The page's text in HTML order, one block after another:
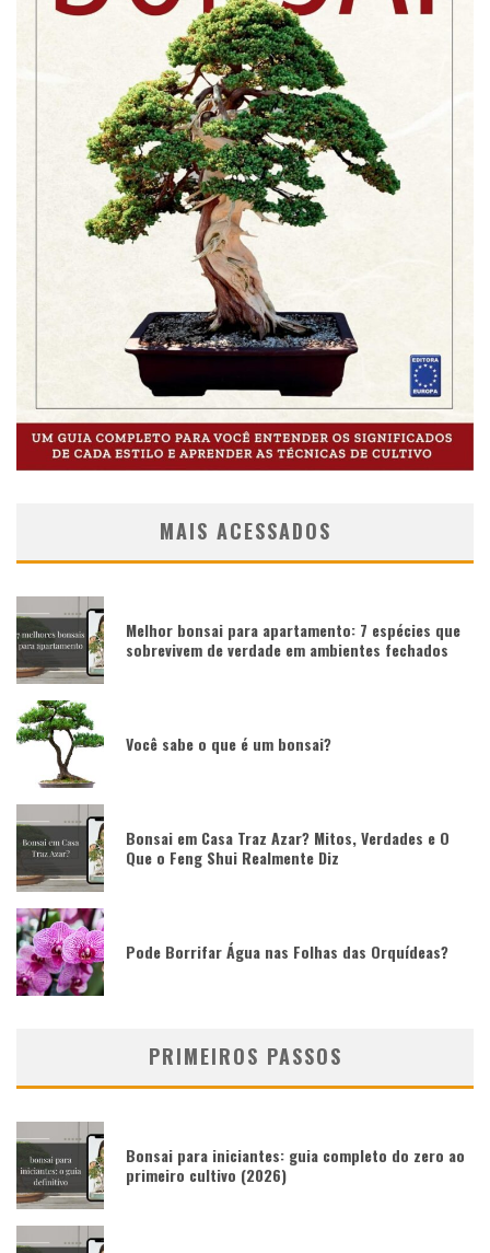
MAIS ACESSADOS
Melhor bonsai para apartamento: 7 espécies que
sobrevivem de verdade em ambientes fechados
Você sabe o que é um bonsai?
Bonsai em Casa Traz Azar? Mitos, Verdades e O
Que o Feng Shui Realmente Diz
Pode Borrifar Água nas Folhas das Orquídeas?
PRIMEIROS PASSOS
Bonsai para iniciantes: guia completo do zero ao
primeiro cultivo (2026)